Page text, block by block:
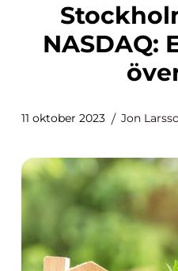
Stockholmsbörsen
NASDAQ:
11 oktober 2023 Jon